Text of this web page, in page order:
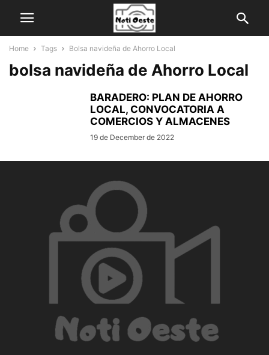
Home Tags Bolsa navideña de Ahorro Local
bolsa navideña de Ahorro Local
BARADERO: PLAN DE AHORRO
LOCAL, CONVOCATORIA A
COMERCIOS Y ALMACENES
19 de December de 2022